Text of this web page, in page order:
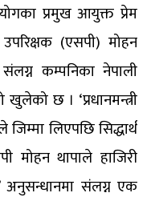
प्रमुख आयुक्त प्रेम
उपरिक्षक (एसपी) मोहन
संलग्न कम्पनिका नेपाली
खुलेको छ । ‘प्रधानमन्त्री
लिएपछि सिद्धार्थ
मोहन थापाले हाजिरी
अनुसन्धानमा संलग्न एक